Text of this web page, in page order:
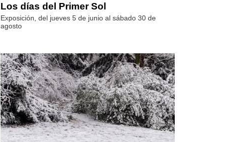
Los días del Primer Sol
Exposición, del jueves 5 de junio al sábado 30 de
agosto